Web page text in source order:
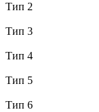
Тип 2
Тип 3
Тип 4
Тип 5
Тип 6